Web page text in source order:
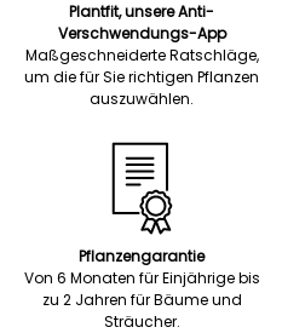
Plantfit, unsere Anti-
Verschwendungs-App
Maßgeschneiderte Ratschläge,
um die für Sie richtigen Pflanzen
auszuwählen.
Pflanzengarantie
Von 6 Monaten für Einjährige bis
zu 2 Jahren für Bäume und
Sträucher.